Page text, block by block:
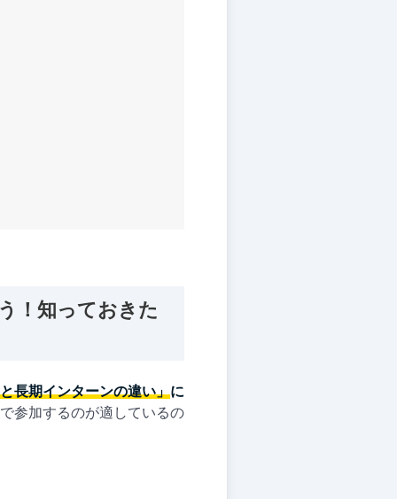
！知っておきた
長期インターンの違い」に
参加するのが適しているの